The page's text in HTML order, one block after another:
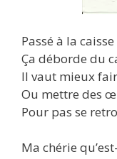
Passé à la caisse
Ça déborde du
Il vaut mieux
Ou mettre des
Pour pas se
Ma chérie